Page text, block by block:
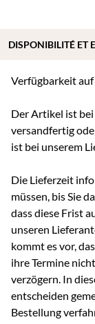
Verfügbarkeit auf
Der Artikel ist
versandfertig
ist bei unserem
Die Lieferzeit
müssen, bis Sie
dass diese Frist
unseren
kommt es vor,
ihre Termine
verzögern. In
entscheiden
Bestellung
DISPONIBILITÉ ET